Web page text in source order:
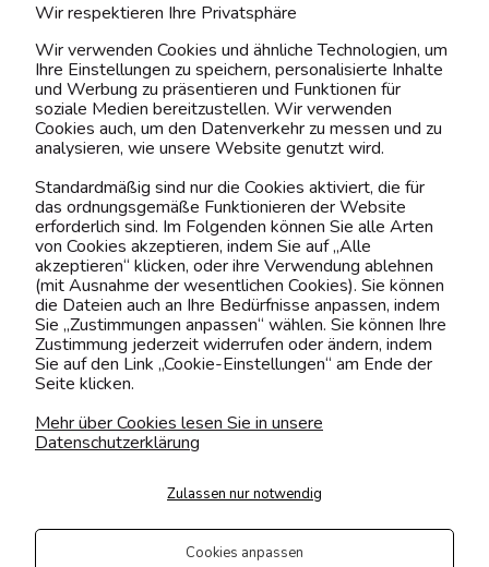
Kontaktiere uns!
0151 12200811
shop@yourhouse24.eu
Mo. - Fr. 07:00-15:00
MEIN ACCOUNT
BELIEBTE KATEGORIEN
Transportarten
Der Versand erfolgt per
private Spedition
Wir respektieren Ihre Privatsphäre
Wir verwenden Cookies und ähnliche Technologien, um
Ihre Einstellungen zu speichern, personalisierte Inhalte
und Werbung zu präsentieren und Funktionen für
soziale Medien bereitzustellen. Wir verwenden
Cookies auch, um den Datenverkehr zu messen und zu
analysieren, wie unsere Website genutzt wird.
Standardmäßig sind nur die Cookies aktiviert, die für
das ordnungsgemäße Funktionieren der Website
erforderlich sind. Im Folgenden können Sie alle Arten
von Cookies akzeptieren, indem Sie auf „Alle
akzeptieren“ klicken, oder ihre Verwendung ablehnen
(mit Ausnahme der wesentlichen Cookies). Sie können
die Dateien auch an Ihre Bedürfnisse anpassen, indem
Sie „Zustimmungen anpassen“ wählen. Sie können Ihre
Zustimmung jederzeit widerrufen oder ändern, indem
Sie auf den Link „Cookie-Einstellungen“ am Ende der
Seite klicken.
Mehr über Cookies lesen Sie in unsere
Datenschutzerklärung
Zulassen nur notwendig
Cookies anpassen